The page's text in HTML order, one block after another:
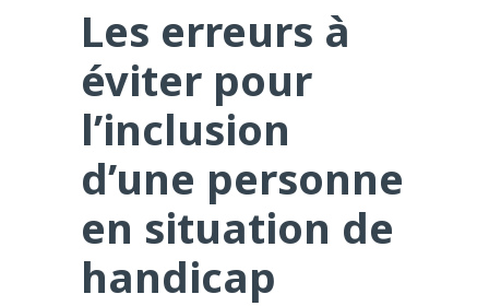
Les erreurs à
éviter pour
l’inclusion
d’une personne
en situation de
handicap